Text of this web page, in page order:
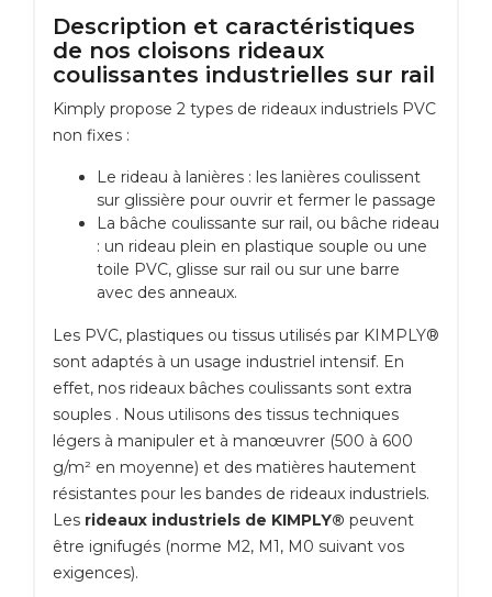
Description et caractéristiques
de nos cloisons rideaux
coulissantes industrielles sur rail
Kimply propose 2 types de rideaux industriels PVC
non fixes :
Le rideau à lanières : les lanières coulissent
sur glissière pour ouvrir et fermer le passage
La bâche coulissante sur rail, ou bâche rideau
: un rideau plein en plastique souple ou une
toile PVC, glisse sur rail ou sur une barre
avec des anneaux.
Les PVC, plastiques ou tissus utilisés par KIMPLY®
sont adaptés à un usage industriel intensif. En
effet, nos rideaux bâches coulissants sont extra
souples . Nous utilisons des tissus techniques
légers à manipuler et à manœuvrer (500 à 600
g/m² en moyenne) et des matières hautement
résistantes pour les bandes de rideaux industriels.
Les rideaux industriels de KIMPLY® peuvent
être ignifugés (norme M2, M1, M0 suivant vos
exigences).